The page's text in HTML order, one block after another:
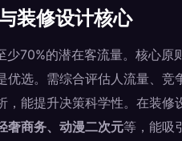
装修设计核心
少70%的潜在客流量。核心
优选。需综合评估人流量、
，能提升决策科学性。在装
奢商务、动漫二次元等，能吸